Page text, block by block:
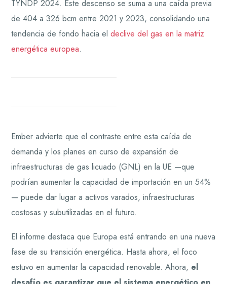
TYNDP 2024. Este descenso se suma a una caída previa
de 404 a 326 bcm entre 2021 y 2023, consolidando una
tendencia de fondo hacia eldeclive del gas en la matriz
energética europea.
Ember advierte que el contraste entre esta caída de
demanda y los planes en curso de expansión de
infraestructuras de gas licuado (GNL) en la UE —que
podrían aumentar la capacidad de importación en un 54%
— puede dar lugar a activos varados, infraestructuras
costosas y subutilizadas en el futuro.
El informe destaca que Europa está entrando en una nueva
fase de su transición energética. Hasta ahora, el foco
estuvo en aumentar la capacidad renovable. Ahora, el